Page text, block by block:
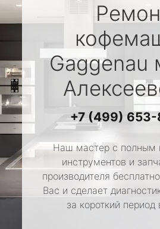
Gaggenau
+7 (499)
Наш мастер с полным
инструментов и
производителя
Вас и сделает
за короткий период